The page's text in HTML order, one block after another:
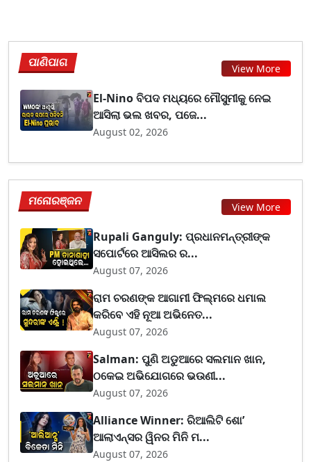
ପାଣିପାଗ View More
El-Nino ବିପଦ ମଧ୍ୟରେ ମୌସୁମୀକୁ ନେଇ
ଆସିଲା ଭଲ ଖବର, ପଜେ...
August 02, 2026
ମନୋରଞ୍ଜନ View More
Rupali Ganguly: ପ୍ରଧାନମନ୍ତ୍ରୀଙ୍କ
ସପୋର୍ଟରେ ଆସିଲର ର...
August 07, 2026
ରାମ ଚରଣଙ୍କ ଆଗାମୀ ଫିଲ୍ମରେ ଧମାଲ
କରିବେ ଏହି ନୂଆ ଅଭିନେତ...
August 07, 2026
Salman: ପୁଣି ଅଡୁଆରେ ସଲମାନ ଖାନ,
ଠକେଇ ଅଭିଯୋଗରେ ଭଉଣୀ...
August 07, 2026
Alliance Winner: ରିଆଲିଟି ଶୋ’
ଆଲାଏନ୍ସର ୱିନର ମିନି ମ...
August 07, 2026